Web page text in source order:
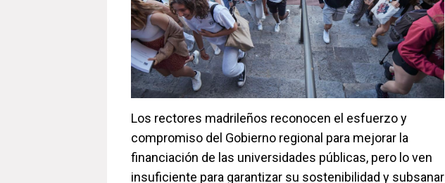
Los rectores madrileños reconocen el esfuerzo y
compromiso del Gobierno regional para mejorar la
financiación de las universidades públicas, pero lo ven
insuficiente para garantizar su sostenibilidad y subsanar